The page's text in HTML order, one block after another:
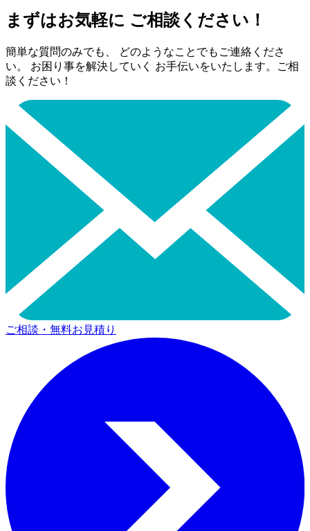
まずはお気軽に ご相談ください！
簡単な質問のみでも、 どのようなことでもご連絡くださ
い。 お困り事を解決していく お手伝いをいたします。ご相
談ください！
ご相談・無料お見積り